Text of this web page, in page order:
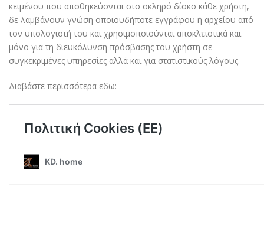
κειμένου που αποθηκεύονται στο σκληρό δίσκο κάθε χρήστη,
δε λαμβάνουν γνώση οποιουδήποτε εγγράφου ή αρχείου από
τον υπολογιστή του και χρησιμοποιούνται αποκλειστικά και
μόνο για τη διευκόλυνση πρόσβασης του χρήστη σε
συγκεκριμένες υπηρεσίες αλλά και για στατιστικούς λόγους.
Διαβάστε περισσότερα εδω: